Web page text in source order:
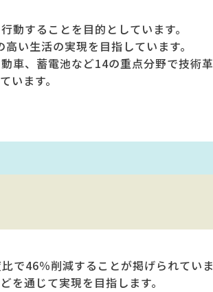
することを目的としています。
い生活の実現を目指しています。
車、蓄電池など14の重点分野で技術革
ます。
で46％削減することが掲げられていま
通じて実現を目指します。